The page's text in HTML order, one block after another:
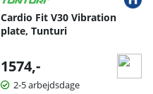
Cardio Fit V30 Vibration
plate, Tunturi
1574,-
2-5 arbejdsdage